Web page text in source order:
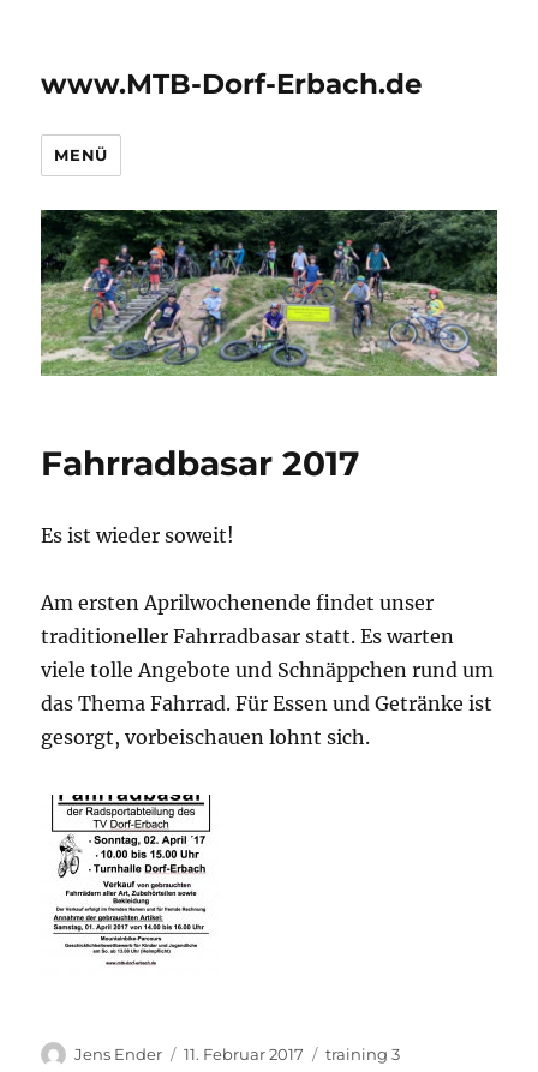
www.MTB-Dorf-Erbach.de
MENÜ
Fahrradbasar 2017
Es ist wieder soweit!
Am ersten Aprilwochenende findet unser
traditioneller Fahrradbasar statt. Es warten
viele tolle Angebote und Schnäppchen rund um
das Thema Fahrrad. Für Essen und Getränke ist
gesorgt, vorbeischauen lohnt sich.
Autor
Jens Ender
Veröffentlicht
11. Februar 2017 Kategorien
training 3